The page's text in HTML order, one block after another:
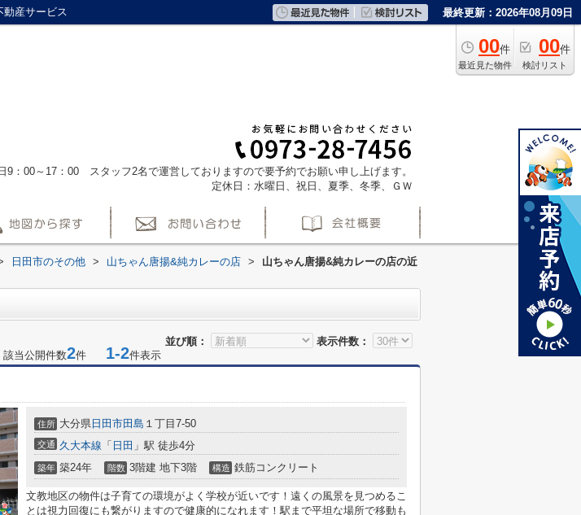
動産サービス 最終更新：2026年08月09日
00件
最近見た物件
00件
検討リスト
：00～17：00 スタッフ2名で運営しておりますので要予約でお願い申し上げます。
定休日：水曜日、祝日、夏季、冬季、ＧＷ
日田市のその他 > 山ちゃん唐揚&純カレーの店 >
山ちゃん唐揚&純カレーの店の近
並び順： 表示件数：
該当公開件数2件 1-2件表示
住所 大分県 日田市田島 １丁目7-50
交通 久大本線 「 日田 」駅 徒歩4分
築年 築24年 階数 3階建 地下3階 構造 鉄筋コンクリート
文教地区の物件は子育ての環境がよく学校が近いです！遠くの風景を見つめるこ
とは視力回復にも繋がりますので健康的になれます！駅まで平坦な場所で移動も